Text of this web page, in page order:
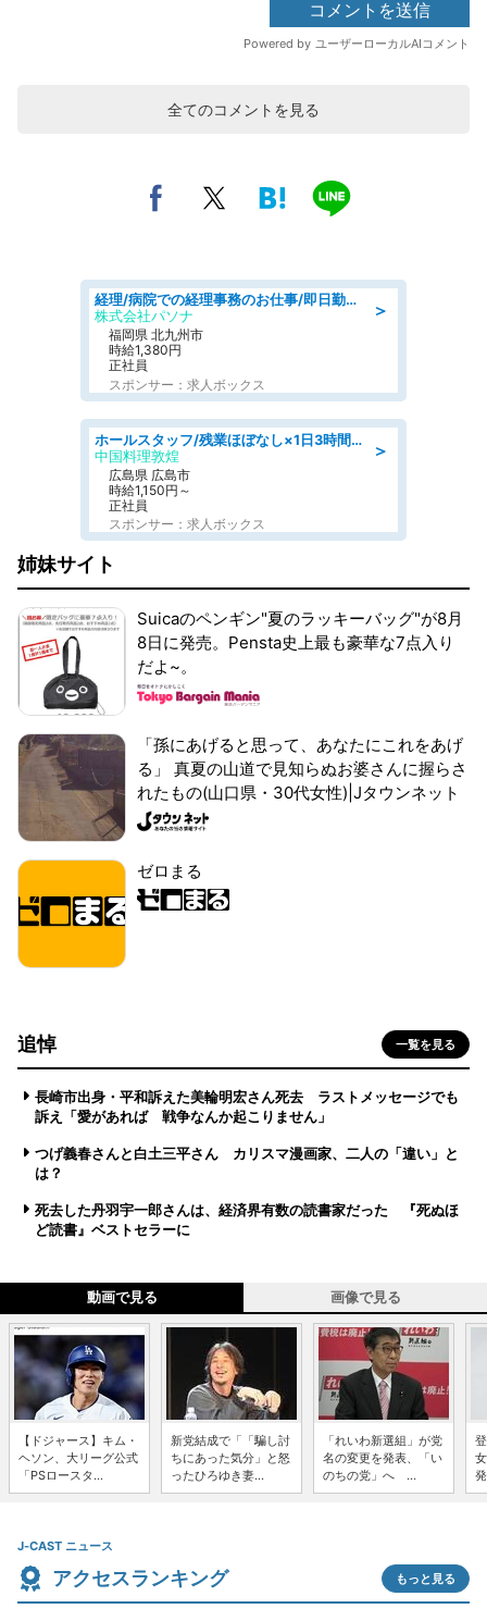
全てのコメントを見る
＞
経理/病院での経理事務のお仕事/即日勤務可/車通勤可/経理/一般事務
株式会社パソナ
福岡県 北九州市
時給1,380円
正社員
スポンサー：求人ボックス
＞
ホールスタッフ/残業ほぼなし×1日3時間〜勤務OK!フォロー体制も充実/広島県/広島市南区
中国料理敦煌
広島県 広島市
時給1,150円～
正社員
スポンサー：求人ボックス
姉妹サイト
Suicaのペンギン"夏のラッキーバッグ"が8月
8日に発売。Pensta史上最も豪華な7点入り
だよ~。
「孫にあげると思って、あなたにこれをあげ
る」 真夏の山道で見知らぬお婆さんに握らさ
れたもの(山口県・30代女性)|Jタウンネット
ゼロまる
追悼 一覧を見る
長崎市出身・平和訴えた美輪明宏さん死去 ラストメッセージでも
訴え「愛があれば 戦争なんか起こりません」
つげ義春さんと白土三平さん カリスマ漫画家、二人の「違い」と
は？
死去した丹羽宇一郎さんは、経済界有数の読書家だった 『死ぬほ
ど読書』ベストセラーに
動画で見る 画像で見る
【ドジャース】キム・
ヘソン、大リーグ公式
「PSロースタ...
新党結成で「「騙し討
ちにあった気分」と怒
ったひろゆき妻...
「れいわ新選組」が党
名の変更を発表、「い
のちの党」へ ...
J-CAST ニュース
アクセスランキング もっと見る